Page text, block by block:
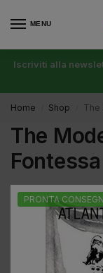
MENU
Iscriviti alla
Home Shop The
The
PRONTA